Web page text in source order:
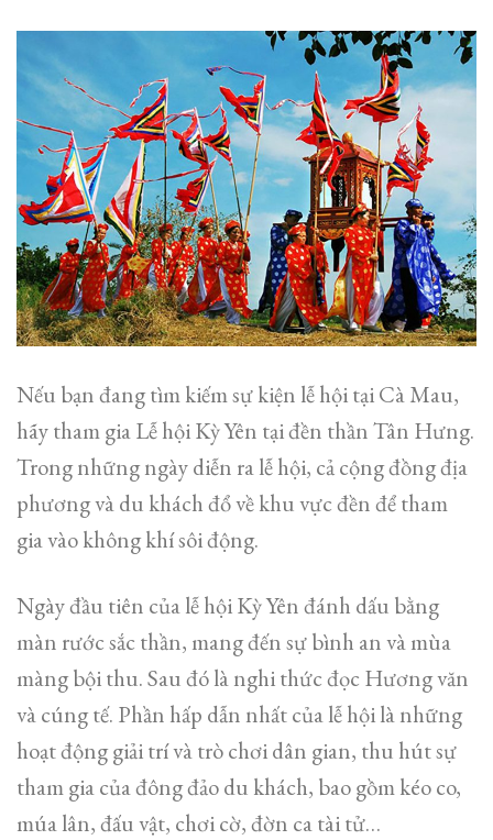
Nếu bạn đang tìm kiếm sự kiện lễ hội tại Cà Mau,
hãy tham gia Lễ hội Kỳ Yên tại đền thần Tân Hưng.
Trong những ngày diễn ra lễ hội, cả cộng đồng địa
phương và du khách đổ về khu vực đền để tham
gia vào không khí sôi động.
Ngày đầu tiên của lễ hội Kỳ Yên đánh dấu bằng
màn rước sắc thần, mang đến sự bình an và mùa
màng bội thu. Sau đó là nghi thức đọc Hương văn
và cúng tế. Phần hấp dẫn nhất của lễ hội là những
hoạt động giải trí và trò chơi dân gian, thu hút sự
tham gia của đông đảo du khách, bao gồm kéo co,
múa lân, đấu vật, chơi cờ, đờn ca tài tử…